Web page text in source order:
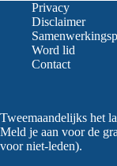
Privacy
Disclaimer
Word lid
Contact
Tweemaandelijks het
Meld je aan voor de
voor niet-leden).